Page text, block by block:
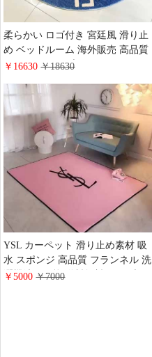
柔らかい ロゴ付き 宮廷風 滑り止
め ベッドルーム 海外販売 高品質
キッチン ハイブランド フェンデ
料無料 滑り止め素材 洗濯機洗い
可能 文字 カーペット Fendi 吸水
滑り止めシート ベビーマット
￥16630￥18630
YSL カーペット 滑り止め素材 吸
水 スポンジ 高品質 フランネル 洗
濯機洗い可能 送料無料 ハイブラ
￥5000￥7000